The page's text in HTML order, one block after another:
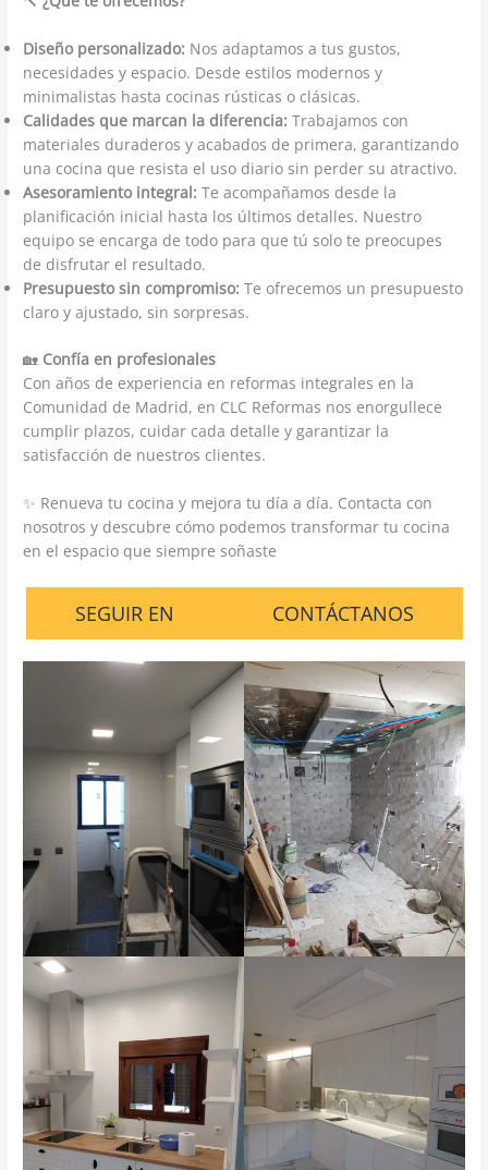
Diseño personalizado: Nos adaptamos a tus gustos,
necesidades y espacio. Desde estilos modernos y
minimalistas hasta cocinas rústicas o clásicas.
Calidades que marcan la diferencia: Trabajamos con
materiales duraderos y acabados de primera, garantizando
una cocina que resista el uso diario sin perder su atractivo.
Asesoramiento integral: Te acompañamos desde la
planificación inicial hasta los últimos detalles. Nuestro
equipo se encarga de todo para que tú solo te preocupes
de disfrutar el resultado.
Presupuesto sin compromiso: Te ofrecemos un presupuesto
claro y ajustado, sin sorpresas.
🏡 Confía en profesionales
Con años de experiencia en reformas integrales en la
Comunidad de Madrid, en CLC Reformas nos enorgullece
cumplir plazos, cuidar cada detalle y garantizar la
satisfacción de nuestros clientes.
✨ Renueva tu cocina y mejora tu día a día. Contacta con
nosotros y descubre cómo podemos transformar tu cocina
en el espacio que siempre soñaste
SEGUIR EN CONTÁCTANOS